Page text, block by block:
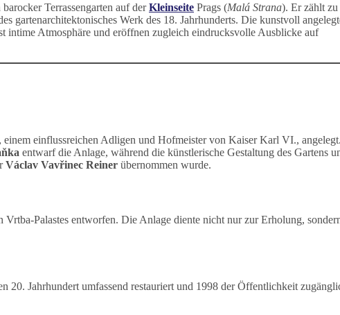
barocker Terrassengarten auf derKleinseite Prags (Malá Strana). Er zählt zu
gartenarchitektonisches Werk des 18. Jahrhunderts. Die kunstvoll
intime Atmosphäre und eröffnen zugleich eindrucksvolle Ausblicke auf
, einem einflussreichen Adligen und Hofmeister von Kaiser Karl VI., angelegt.
entwarf die Anlage, während die künstlerische Gestaltung des Gartens
Václav Vavřinec Reiner übernommen wurde.
Vrtba-Palastes entworfen. Die Anlage diente nicht nur zur Erholung,
20. Jahrhundert umfassend restauriert und 1998 der Öffentlichkeit